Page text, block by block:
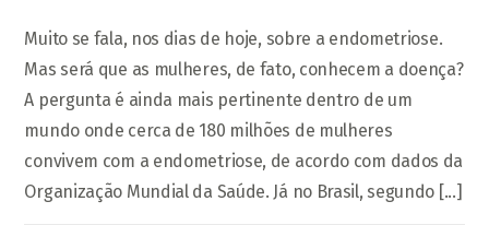
Muito se fala, nos dias de hoje, sobre a endometriose.
Mas será que as mulheres, de fato, conhecem a doença?
A pergunta é ainda mais pertinente dentro de um
mundo onde cerca de 180 milhões de mulheres
convivem com a endometriose, de acordo com dados da
Organização Mundial da Saúde. Já no Brasil, segundo [...]